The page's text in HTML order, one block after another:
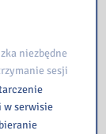
niezbędne
sesji
serwisie